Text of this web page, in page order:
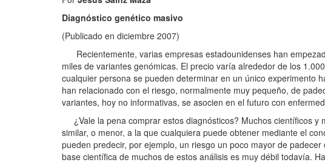
Diagnóstico genético masivo
(Publicado en diciembre 2007)
Recientemente, varias empresas estadounidenses han
miles de variantes genómicas. El precio varía alrededor de los
cualquier persona se pueden determinar en un único experimento
han relacionado con el riesgo, normalmente muy pequeño, de
variantes, hoy no informativas, se asocien en el futuro con
¿Vale la pena comprar estos diagnósticos? Muchos científicos y
similar, o menor, a la que cualquiera puede obtener mediante el
pueden predecir, por ejemplo, un riesgo un poco mayor de
base científica de muchos de estos análisis es muy débil todavía.